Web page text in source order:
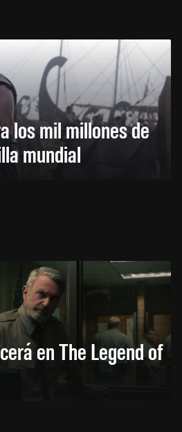
los mil millones de
mundial
en The Legend of